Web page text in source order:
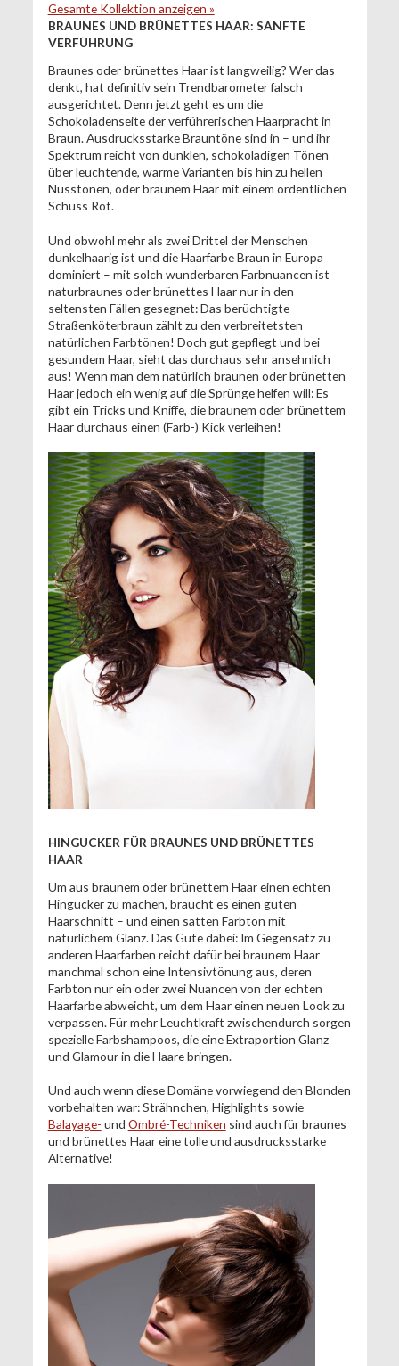
Gesamte Kollektion anzeigen »
BRAUNES UND BRÜNETTES HAAR: SANFTE
VERFÜHRUNG
Braunes oder brünettes Haar ist langweilig? Wer das
denkt, hat definitiv sein Trendbarometer falsch
ausgerichtet. Denn jetzt geht es um die
Schokoladenseite der verführerischen Haarpracht in
Braun. Ausdrucksstarke Brauntöne sind in – und ihr
Spektrum reicht von dunklen, schokoladigen Tönen
über leuchtende, warme Varianten bis hin zu hellen
Nusstönen, oder braunem Haar mit einem ordentlichen
Schuss Rot.
Und obwohl mehr als zwei Drittel der Menschen
dunkelhaarig ist und die Haarfarbe Braun in Europa
dominiert – mit solch wunderbaren Farbnuancen ist
naturbraunes oder brünettes Haar nur in den
seltensten Fällen gesegnet: Das berüchtigte
Straßenköterbraun zählt zu den verbreitetsten
natürlichen Farbtönen! Doch gut gepflegt und bei
gesundem Haar, sieht das durchaus sehr ansehnlich
aus! Wenn man dem natürlich braunen oder brünetten
Haar jedoch ein wenig auf die Sprünge helfen will: Es
gibt ein Tricks und Kniffe, die braunem oder brünettem
Haar durchaus einen (Farb-) Kick verleihen!
HINGUCKER FÜR BRAUNES UND BRÜNETTES
HAAR
Um aus braunem oder brünettem Haar einen echten
Hingucker zu machen, braucht es einen guten
Haarschnitt – und einen satten Farbton mit
natürlichem Glanz. Das Gute dabei: Im Gegensatz zu
anderen Haarfarben reicht dafür bei braunem Haar
manchmal schon eine Intensivtönung aus, deren
Farbton nur ein oder zwei Nuancen von der echten
Haarfarbe abweicht, um dem Haar einen neuen Look zu
verpassen. Für mehr Leuchtkraft zwischendurch sorgen
spezielle Farbshampoos, die eine Extraportion Glanz
und Glamour in die Haare bringen.
Und auch wenn diese Domäne vorwiegend den Blonden
vorbehalten war: Strähnchen, Highlights sowie
Balayage- und Ombré-Techniken sind auch für braunes
und brünettes Haar eine tolle und ausdrucksstarke
Alternative!